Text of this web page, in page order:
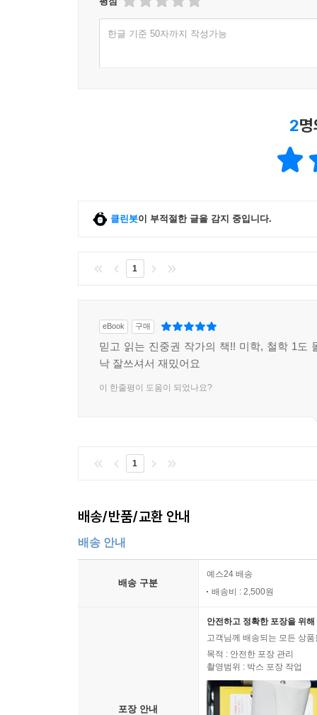
‘타자’들이었다.
*이쯤에서 굼프의 「자화상」으로 돌아가 보자.
붓을 쥐고 있고, 왼손은 몸에 가려 보이지 않는
공인으로 묘사함으로써 굼프는 예술적 정체성
화가의 자화상이 더 이상 참신한 발상이 아니었
사용됐다는 것이다. 굼프는 관객에게 등을 돌려
결과 그림을 그리는 ‘화가’는 뒷전으로 밀려나
묻는 것은 ‘회화의 정체성’이다. --- pp.143~144, 「
― 이 책의 특징 3
지은이에 따르면 예술 작품을 감상하는 데에는
감상하는 태도는 다르다. 어떤 이는 작품과 정서
지은이는 ‘푼크툼(punctum)’으로서 회화를
효과를 바르트는 ‘푼크툼’이라 부른다.
‘푼크툼’과 ‘스투디움’은 사진에 적용되는 개념
그림을 보고 그것이 무엇을 그린 것인지 이해한다
사진의 ‘스투디움’이다. 하지만 종종 우리는 그
바늘로 찌르는 듯한 이 느낌이 회화의 ‘푼크툼’이라
*이는 ‘스투디움’ 위주의 해석에서 ‘푼크툼’의
한다. 물론 스투디움도 작품의 이해에 도움을
작품에 대한 생산적 독해를 가로막을 수가 있다.
때로는 말로 설명할 수 없는 느낌이 작품에 대한
넘어 스스로 새로운 의미를 창출하게 된다. --- 「
한글 기준 50자까지 작성가능
2
클린봇이 부적절한 글을 감지 중입니다.
1
eBook 구매
믿고 읽는 진중권 작가의 책!! 미학, 철학 1도
낙 잘쓰셔서 재밌어요
이 한줄평이 도움이 되었나요?
1
배송/반품/교환 안내
배송 안내
배송 구분
예스24 배송
배송비 : 2,500원
포장 안내
안전하고 정확한 포장을 위
고객님께 배송되는 모든 상
목적 : 안전한 포장 관리
촬영범위 : 박스 포장 작업